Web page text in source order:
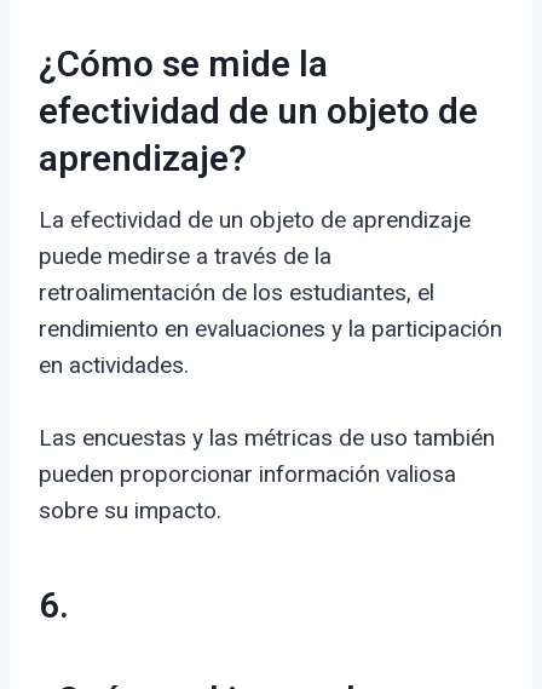
¿Cómo se mide la
efectividad de un objeto de
aprendizaje?
La efectividad de un objeto de aprendizaje
puede medirse a través de la
retroalimentación de los estudiantes, el
rendimiento en evaluaciones y la participación
en actividades.
Las encuestas y las métricas de uso también
pueden proporcionar información valiosa
sobre su impacto.
6.